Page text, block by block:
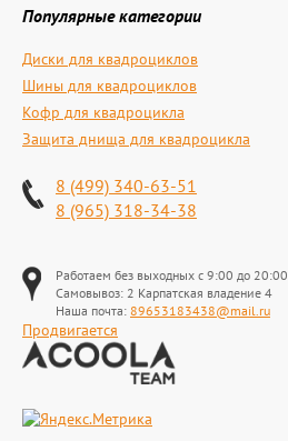
Популярные категории
Диски для квадроциклов
Шины для квадроциклов
Кофр для квадроцикла
Защита днища для квадроцикла
8 (499) 340-63-51
8 (965) 318-34-38
Работаем без выходных с 9:00 до 20:00
Самовывоз: 2 Карпатская владение 4
Наша почта: 89653183438@mail.ru
Продвигается